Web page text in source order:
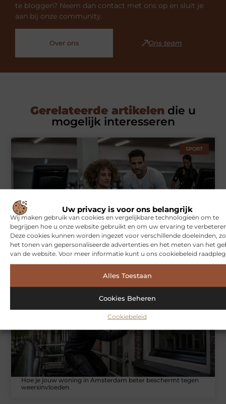
Uw privacy is voor ons belangrijk
Wij maken gebruik van cookies en vergelijkbare technologieën om te
begrijpen hoe u onze website gebruikt en om uw ervaring te
Deze cookies kunnen worden ingezet voor verschillende doeleinden,
het tonen van gepersonaliseerde advertenties en het meten van het
van de website. Voor meer informatie kunt u ons cookiebeleid
Alles Toestaan
Cookies Beheren
Cookiebeleid
te bloggen? Neem dan contact met ons op en sluit je
aan bij onze community.
Over ons Ons team
Gerelateerde artikelen die u
mogelijk interesseren
SPORT
Symbiont360: Innovatieve EMS-training in Utrecht voor een
effectieve workout
WONINGEN
Hoe je jouw woning in Amsterdam beter beschermt tegen
weersinvloeden